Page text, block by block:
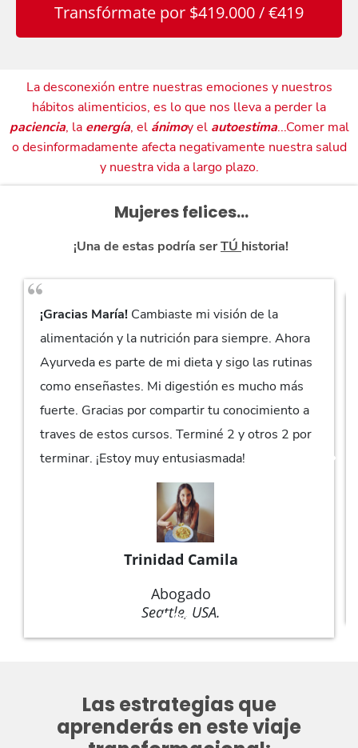
Transfórmate por $419.000 / €419
La desconexión entre nuestras emociones y nuestros
hábitos alimenticios, es lo que nos lleva a perder la
paciencia, la energía, el ánimoy el autoestima...Comer mal
o desinformadamente afecta negativamente nuestra salud
y nuestra vida a largo plazo.
Mujeres felices...
¡Una de estas podría serTÚ historia!
¡Gracias María! Cambiaste mi visión de la
alimentación y la nutrición para siempre. Ahora
Ayurveda es parte de mi dieta y sigo las rutinas
como enseñastes. Mi digestión es mucho más
fuerte. Gracias por compartir tu conocimiento a
traves de estos cursos. Terminé 2 y otros 2 por
terminar. ¡Estoy muy entusiasmada!
Trinidad Camila
Abogado
Seattle, USA.
Las estrategias que
aprenderás en este viaje